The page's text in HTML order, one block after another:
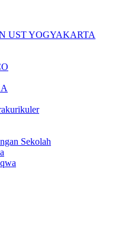
UST YOGYAKARTA
Sekolah